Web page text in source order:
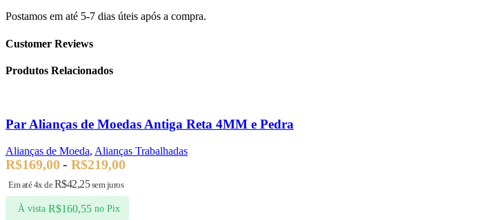
Postamos em até 5-7 dias úteis após a compra.
Customer Reviews
Produtos Relacionados
Par Alianças de Moedas Antiga Reta 4MM e Pedra
Alianças de Moeda, Alianças Trabalhadas
R$169,00- R$219,00
Em até 4x deR$42,25sem juros
À vista R$160,55 no Pix